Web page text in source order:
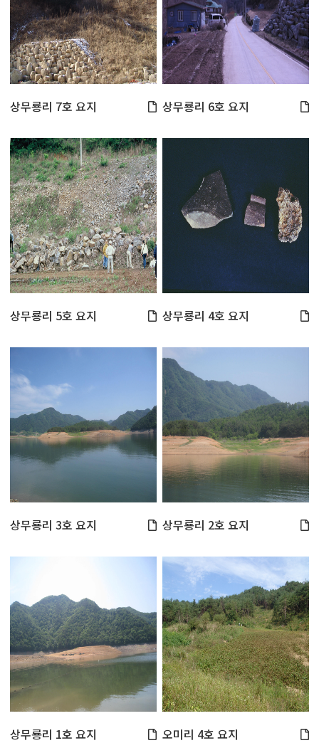
상무룡리 7호 요지 상무룡리 6호 요지
상무룡리 5호 요지 상무룡리 4호 요지
상무룡리 3호 요지 상무룡리 2호 요지
상무룡리 1호 요지 오미리 4호 요지